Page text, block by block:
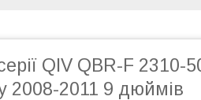
QIV QBR-F 2310-
2008-2011 9 дюймів